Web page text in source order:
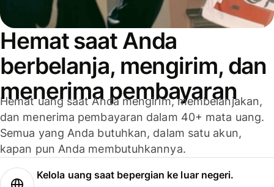
Hemat saat Anda
berbelanja, mengirim, dan
menerima pembayaran
Hemat uang saat Anda mengirim, membelanjakan,
dan menerima pembayaran dalam 40+ mata uang.
Semua yang Anda butuhkan, dalam satu akun,
kapan pun Anda membutuhkannya.
Kelola uang saat bepergian ke luar negeri.